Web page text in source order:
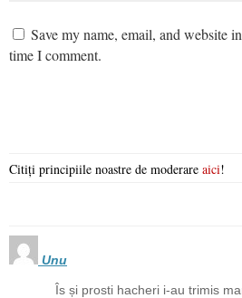
Save my name, email, and website
time I comment.
Citiți principiile noastre de moderare aici!
Unu
Îs și prosti hacheri i-au trimis